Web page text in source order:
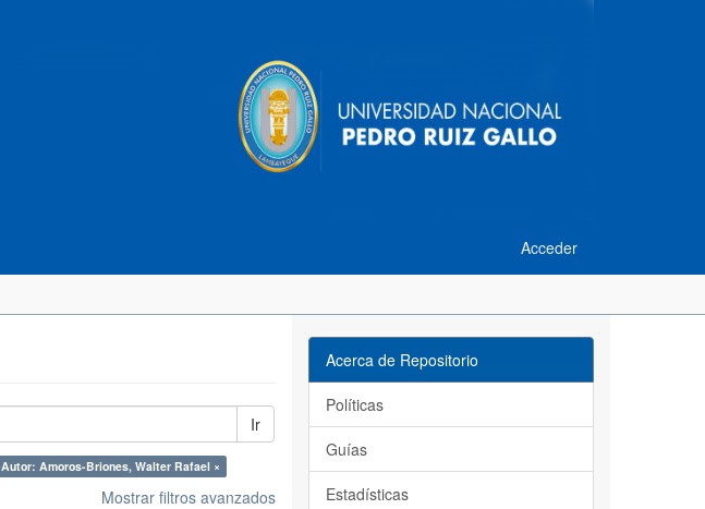
Acceder
Ir
Autor: Amoros-Briones, Walter Rafael ×
Mostrar filtros avanzados
Acerca de Repositorio
Políticas
Guías
Estadísticas